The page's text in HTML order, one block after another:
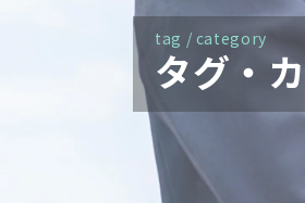
tag / category
タグ・